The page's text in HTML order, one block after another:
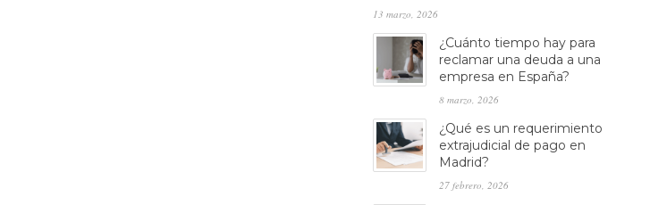
13 marzo, 2026
¿Cuánto tiempo hay para
reclamar una deuda a una
empresa en España?
8 marzo, 2026
¿Qué es un requerimiento
extrajudicial de pago en
Madrid?
27 febrero, 2026